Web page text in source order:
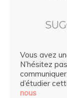
Vous avez
N’hésitez
d’étudier
nous